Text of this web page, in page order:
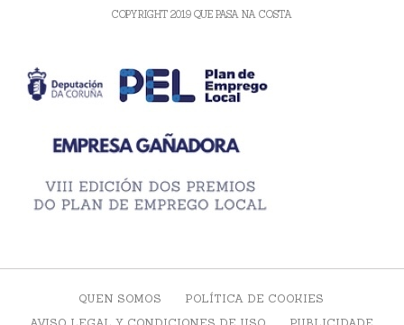
COPYRIGHT 2019 QUE PASA NA COSTA
QUEN SOMOS
POLÍTICA DE COOKIES